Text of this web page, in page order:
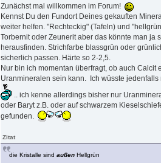
Zunächst mal willkommen im Forum!
Kennst Du den Fundort Deines gekauften
weiter helfen. "Rechteckig" (Tafeln) und
Torbernit oder Zeunerit aber das könnte man ja
herausfinden. Strichfarbe blassgrün oder
sicherlich passen. Härte so 2-2,5.
Nur bin ich momentan überfragt, ob auch Calcit
Uranmineralen sein kann. Ich wüsste jedenfalls
.. ich kenne allerdings bisher nur
oder Baryt z.B. oder auf schwarzem
gefunden.
Zitat
die Kristalle sind außen Hellgrün